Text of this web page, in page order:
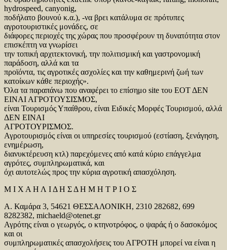
hydrospeed, canyonig,
ποδήλατο βουνού κ.α.), -να βρει κατάλυμα σε πρότυπες
αγροτουριστικές μονάδες, σε
διάφορες περιοχές της χώρας που προσφέρουν τη δυνατότητα στον
επισκέπτη να γνωρίσει
την τοπική αρχιτεκτονική, την πολιτισμική και γαστρονομική
παράδοση, αλλά και τα
προϊόντα, τις αγροτικές ασχολίες και την καθημερινή ζωή των
κατοίκων κάθε περιοχής».
Όλα τα παραπάνω που αναφέρει το επίσημο site του ΕΟΤ ΔΕΝ
ΕΙΝΑΙ ΑΓΡΟΤΟΥΣΙΣΜΟΣ,
είναι Τουρισμός Υπαίθρου, είναι Ειδικές Μορφές Τουρισμού, αλλά
ΔΕΝ ΕΙΝΑΙ
ΑΓΡΟΤΟΥΡΙΣΜΟΣ.
Αγροτουρισμός είναι οι υπηρεσίες τουρισμού (εστίαση, ξενάγηση,
ενημέρωση,
διανυκτέρευση κτλ) παρεχόμενες από κατά κύριο επάγγελμα
αγρότες, συμπληρωματικά, και
όχι αυτοτελώς προς την κύρια αγροτική απασχόληση.
Μ Ι Χ Α Η Λ Ι Δ Η Σ Δ Η Μ Η Τ Ρ Ι Ο Σ
Α. Καμάρα 3, 54621 ΘΕΣΣΑΛΟΝΙΚΗ, 2310 282682, 699
8282382, michaeld@otenet.gr
Αγρότης είναι ο γεωργός, ο κτηνοτρόφος, ο ψαράς ή ο δασοκόμος
και οι
συμπληρωματικές απασχολήσεις του ΑΓΡΟΤΗ μπορεί να είναι η